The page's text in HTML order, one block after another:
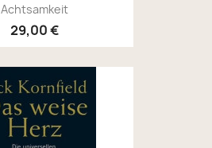
Achtsamkeit
29,00 €